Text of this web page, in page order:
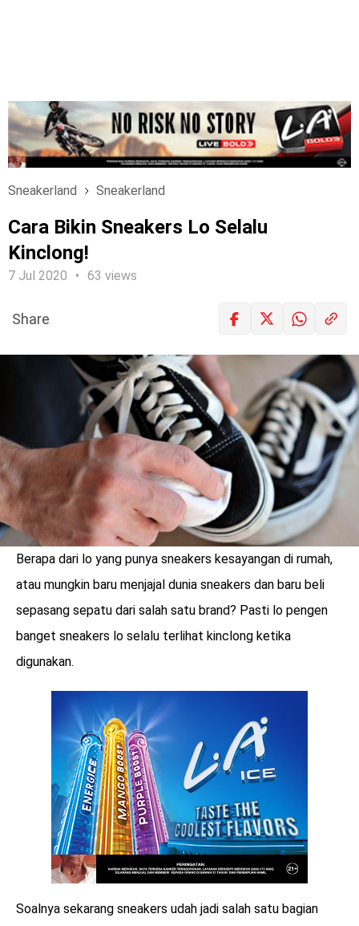
Sneakerland Sneakerland
Cara Bikin Sneakers Lo Selalu
Kinclong!
7 Jul 2020 63 views
LOGIN
Share
Berapa dari lo yang punya sneakers kesayangan di rumah,
atau mungkin baru menjajal dunia sneakers dan baru beli
sepasang sepatu dari salah satu brand? Pasti lo pengen
banget sneakers lo selalu terlihat kinclong ketika
digunakan.
Soalnya sekarang sneakers udah jadi salah satu bagian